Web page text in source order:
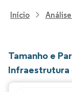
Início
Tamanho e
Infraestrutura